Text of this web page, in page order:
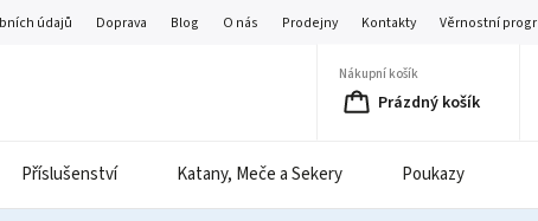
údajů Doprava Blog O nás Prodejny Kontakty Věrnostní
Nákupní košík
Prázdný košík
Příslušenství Katany, Meče a Sekery Poukazy